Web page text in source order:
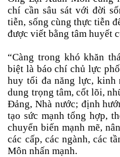
chí cần sâu sát với đời
tiễn, sống cùng thực tiễn
được viết bằng tâm huyết
“Càng trong khó khăn
biệt là báo chí chủ lực
huy tối đa năng lực, kinh
dung trọng tâm, cốt lõi,
Đảng, Nhà nước; định
tạo sức mạnh tổng hợp,
chuyển biến mạnh mẽ,
các cấp, các ngành, các
Môn nhấn mạnh.